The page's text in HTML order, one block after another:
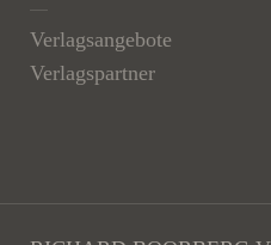
Verlagsangebote
Verlagspartner